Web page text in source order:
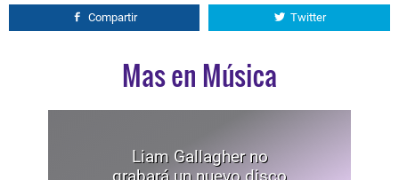
Compartir Twitter
Mas en Música
Liam Gallagher no
grabará un nuevo disco